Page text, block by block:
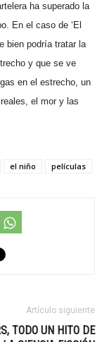
ha superado la
En el caso de ‘El
bien podría tratar la
y que se ve
en el estrecho, un
el mor y las
el niño películas
Artículo siguiente
TODO UN HITO DE